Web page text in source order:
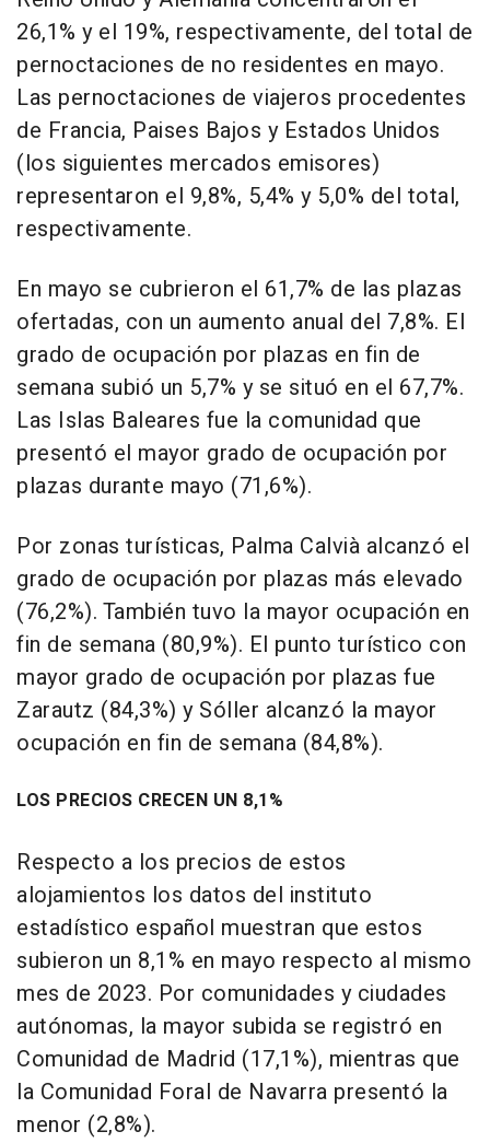
26,1% y el 19%, respectivamente, del total de
pernoctaciones de no residentes en mayo.
Las pernoctaciones de viajeros procedentes
de Francia, Paises Bajos y Estados Unidos
(los siguientes mercados emisores)
representaron el 9,8%, 5,4% y 5,0% del total,
respectivamente.
En mayo se cubrieron el 61,7% de las plazas
ofertadas, con un aumento anual del 7,8%. El
grado de ocupación por plazas en fin de
semana subió un 5,7% y se situó en el 67,7%.
Las Islas Baleares fue la comunidad que
presentó el mayor grado de ocupación por
plazas durante mayo (71,6%).
Por zonas turísticas, Palma Calvià alcanzó el
grado de ocupación por plazas más elevado
(76,2%). También tuvo la mayor ocupación en
fin de semana (80,9%). El punto turístico con
mayor grado de ocupación por plazas fue
Zarautz (84,3%) y Sóller alcanzó la mayor
ocupación en fin de semana (84,8%).
LOS PRECIOS CRECEN UN 8,1%
Respecto a los precios de estos
alojamientos los datos del instituto
estadístico español muestran que estos
subieron un 8,1% en mayo respecto al mismo
mes de 2023. Por comunidades y ciudades
autónomas, la mayor subida se registró en
Comunidad de Madrid (17,1%), mientras que
la Comunidad Foral de Navarra presentó la
menor (2,8%).